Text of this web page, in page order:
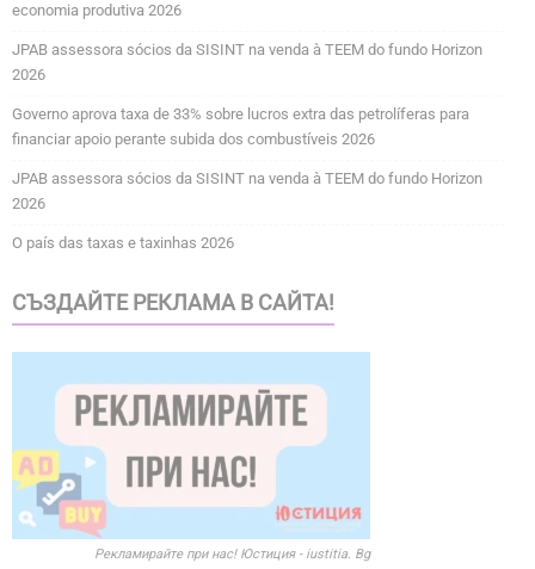
economia produtiva 2026
JPAB assessora sócios da SISINT na venda à TEEM do fundo Horizon
2026
Governo aprova taxa de 33% sobre lucros extra das petrolíferas para
financiar apoio perante subida dos combustíveis 2026
JPAB assessora sócios da SISINT na venda à TEEM do fundo Horizon
2026
O país das taxas e taxinhas 2026
СЪЗДАЙТЕ РЕКЛАМА В САЙТА!
Рекламирайте при нас! Юстиция - iustitia. Bg